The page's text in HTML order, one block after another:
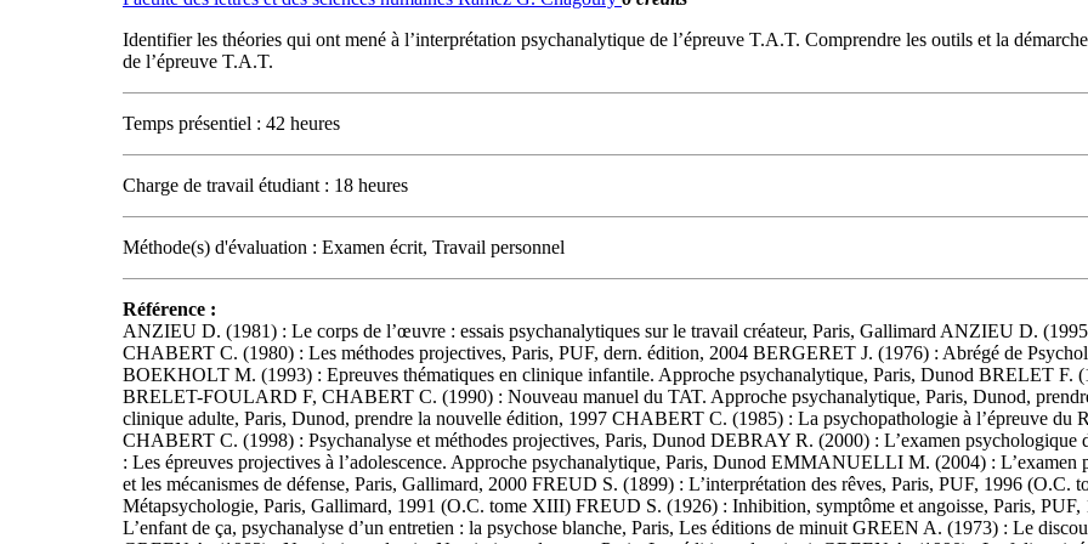
Identifier les théories qui ont mené à l’interprétation psychanalytique de l’épreuve T.A.T. Comprendre les outils et la
de l’épreuve T.A.T.
Temps présentiel : 42 heures
Charge de travail étudiant : 18 heures
Méthode(s) d'évaluation : Examen écrit, Travail personnel
Référence :
ANZIEU D. (1981) : Le corps de l’œuvre : essais psychanalytiques sur le travail créateur, Paris, Gallimard ANZIEU D.
CHABERT C. (1980) : Les méthodes projectives, Paris, PUF, dern. édition, 2004 BERGERET J. (1976) : Abrégé de
BOEKHOLT M. (1993) : Epreuves thématiques en clinique infantile. Approche psychanalytique, Paris, Dunod BRELET F.
BRELET-FOULARD F, CHABERT C. (1990) : Nouveau manuel du TAT. Approche psychanalytique, Paris, Dunod,
clinique adulte, Paris, Dunod, prendre la nouvelle édition, 1997 CHABERT C. (1985) : La psychopathologie à l’épreuve du
CHABERT C. (1998) : Psychanalyse et méthodes projectives, Paris, Dunod DEBRAY R. (2000) : L’examen
: Les épreuves projectives à l’adolescence. Approche psychanalytique, Paris, Dunod EMMANUELLI M. (2004) :
et les mécanismes de défense, Paris, Gallimard, 2000 FREUD S. (1899) : L’interprétation des rêves, Paris, PUF, 1996
Métapsychologie, Paris, Gallimard, 1991 (O.C. tome XIII) FREUD S. (1926) : Inhibition, symptôme et angoisse, Paris,
L’enfant de ça, psychanalyse d’un entretien : la psychose blanche, Paris, Les éditions de minuit GREEN A. (1973) : Le